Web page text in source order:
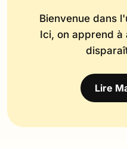
Bienvenue dans
Ici, on apprend à
Lire